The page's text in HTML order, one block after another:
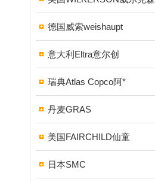
德国威索weishaupt
意大利Eltra意尔创
瑞典Atlas Copco阿*
丹麦GRAS
美国FAIRCHILD仙童
日本SMC